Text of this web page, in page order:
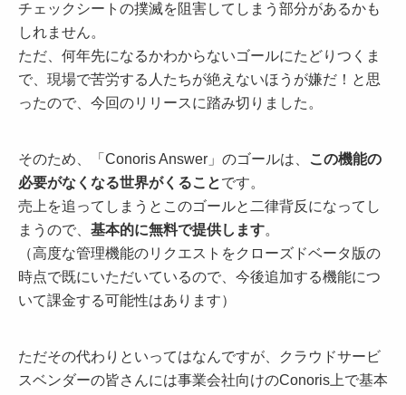
チェックシートの撲滅を阻害してしまう部分があるかも
しれません。
ただ、何年先になるかわからないゴールにたどりつくま
で、現場で苦労する人たちが絶えないほうが嫌だ！と思
ったので、今回のリリースに踏み切りました。
そのため、「Conoris Answer」のゴールは、
この機能の
必要がなくなる世界がくることです。
売上を追ってしまうとこのゴールと二律背反になってし
まうので、 基本的に無料で提供します。
（高度な管理機能のリクエストをクローズドベータ版の
時点で既にいただいているので、今後追加する機能につ
いて課金する可能性はあります）
ただその代わりといってはなんですが、クラウドサービ
スベンダーの皆さんには事業会社向けのConoris上で基本